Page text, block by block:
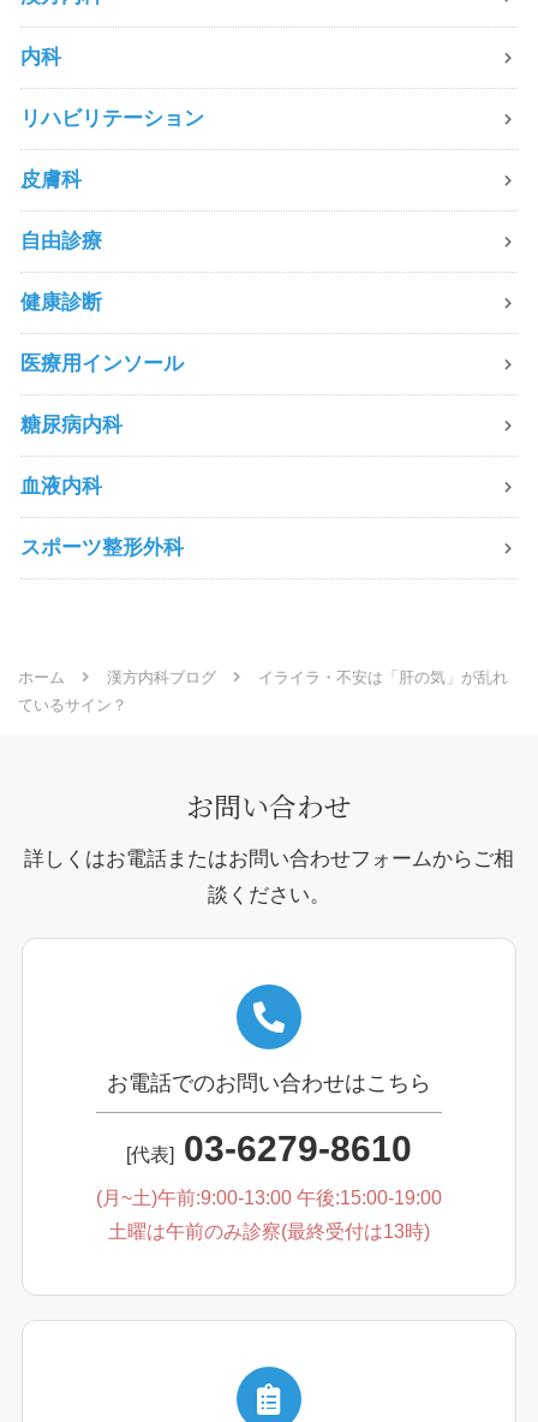
内科
リハビリテーション
皮膚科
自由診療
健康診断
医療用インソール
糖尿病内科
血液内科
スポーツ整形外科
ホーム 漢方内科ブログ
イライラ・不安は「肝の気」が乱れ
ているサイン？
お問い合わせ
詳しくはお電話またはお問い合わせフォームからご相
談ください。
お電話でのお問い合わせはこちら
[代表] 03-6279-8610
(月~土)午前:9:00-13:00 午後:15:00-19:00
土曜は午前のみ診察(最終受付は13時)